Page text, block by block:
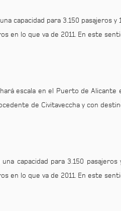
capacidad para 3.150
en lo que va de 2011. En este
escala en el Puerto de Alicante
de Civitaveccha y con
una capacidad para 3.150
en lo que va de 2011. En este